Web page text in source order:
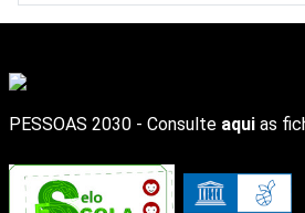
PESSOAS 2030 - Consulte aqui as